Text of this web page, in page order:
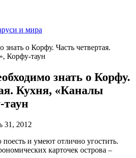
и мира
о Корфу. Часть четвертая.
Корфу­-таун
знать о Корфу.
Кухня, «Каналы
31, 2012
и умеют отлично угостить.
карточек острова –